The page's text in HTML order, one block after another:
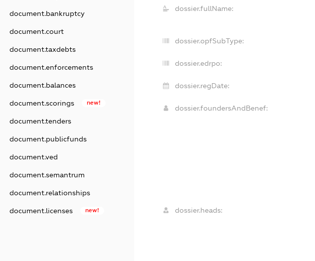
document.bankruptcy
document.court
document.taxdebts
document.enforcements
document.balances
document.scorings new!
document.tenders
document.publicfunds
document.ved
document.semantrum
document.relationships
document.licenses new!
dossier.fullName:
dossier.opfSubType:
dossier.edrpo:
dossier.regDate:
dossier.foundersAndBenef:
dossier.heads: